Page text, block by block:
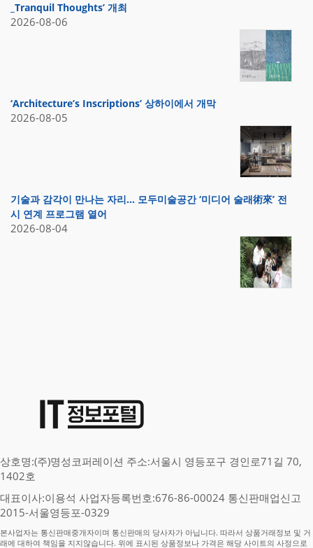
_Tranquil Thoughts’ 개최
2026-08-06
‘Architecture’s Inscriptions’ 상하이에서 개막
2026-08-05
기술과 감각이 만나는 자리… 모두미술공간 ‘미디어 술래術來’ 전
시 연계 프로그램 열어
2026-08-04
상호명:(주)명성코퍼레이션 주소:서울시 영등포구 경인로71길 70,
1402호
대표이사:이용석 사업자등록번호:676-86-00024 통신판매업신고
2015-서울영등포-0329
본사업자는 통신판매중개자이며 통신판매의 당사자가 아닙니다. 따라서 상품거래정보 및 거
래에 대하여 책임을 지지않습니다. 위에 표시된 상품정보나 가격은 해당 사이트의 사정으로